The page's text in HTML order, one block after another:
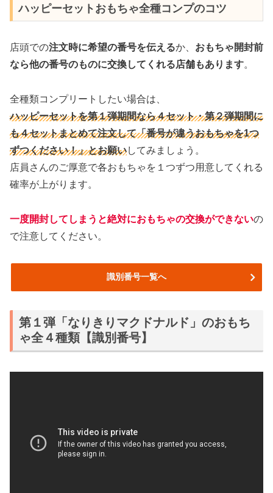
ハッピーセットおもちゃ全種コンプのコツ
店頭での注文時に希望の番号を伝えるか、 おもちゃ開封前
なら他の番号のものに交換してくれる店舗もあります。
全種類コンプリートしたい場合は、
ハッピーセットを第１弾期間なら４セット・第２弾期間に
も４セットまとめて注文して「番号が違うおもちゃを1つ
ずつください！」とお願いしてみましょう。
店員さんのご厚意で各おもちゃを１つずつ用意してくれる
確率が上がります。
一度開封してしまうと絶対におもちゃの交換ができないの
で注意してください。
識別番号一覧へ
第１弾「なりきりマクドナルド」のおもち
ゃ全４種類【識別番号】